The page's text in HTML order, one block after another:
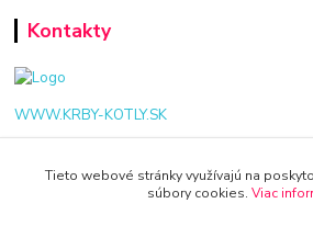
Kontakty
WWW.KRBY-KOTLY.SK
Tieto webové stránky využívajú na
súbory cookies. Viac